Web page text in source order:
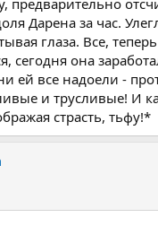
Дарена за час.
глаза. Все,
сегодня она
ей все надоели -
и трусливые! И
страсть, тьфу!*